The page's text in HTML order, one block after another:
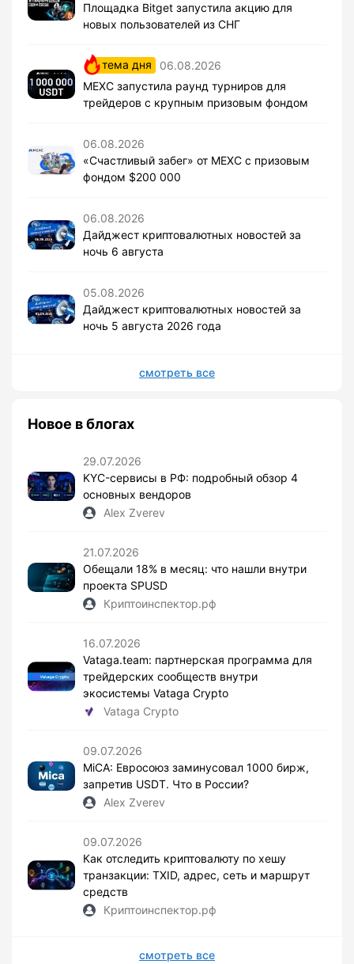
Площадка Bitget запустила акцию для
новых пользователей из СНГ
тема дня
06.08.2026
MEXC запустила раунд турниров для
трейдеров с крупным призовым фондом
06.08.2026
«Счастливый забег» от MEXC с призовым
фондом $200 000
06.08.2026
Дайджест криптовалютных новостей за
ночь 6 августа
05.08.2026
Дайджест криптовалютных новостей за
ночь 5 августа 2026 года
смотреть все
Новое в блогах
29.07.2026
KYC-сервисы в РФ: подробный обзор 4
основных вендоров
Alex Zverev
21.07.2026
Обещали 18% в месяц: что нашли внутри
проекта SPUSD
Криптоинспектор.рф
16.07.2026
Vataga.team: партнерская программа для
трейдерских сообществ внутри
экосистемы Vataga Crypto
Vataga Crypto
09.07.2026
MiCA: Евросоюз заминусовал 1000 бирж,
запретив USDT. Что в России?
Alex Zverev
09.07.2026
Как отследить криптовалюту по хешу
транзакции: TXID, адрес, сеть и маршрут
средств
Криптоинспектор.рф
смотреть все